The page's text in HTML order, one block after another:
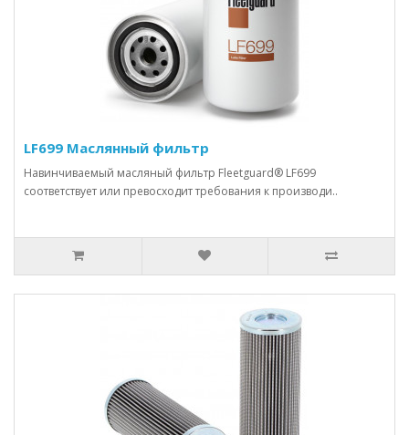
LF699 Маслянный фильтр
Навинчиваемый масляный фильтр Fleetguard® LF699
соответствует или превосходит требования к производи..